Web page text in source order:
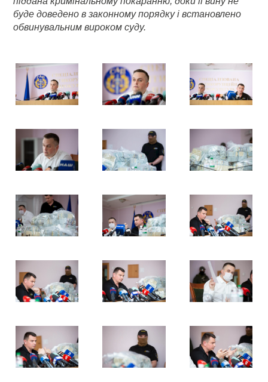
буде доведено в законному порядку і встановлено
обвинувальним вироком суду.